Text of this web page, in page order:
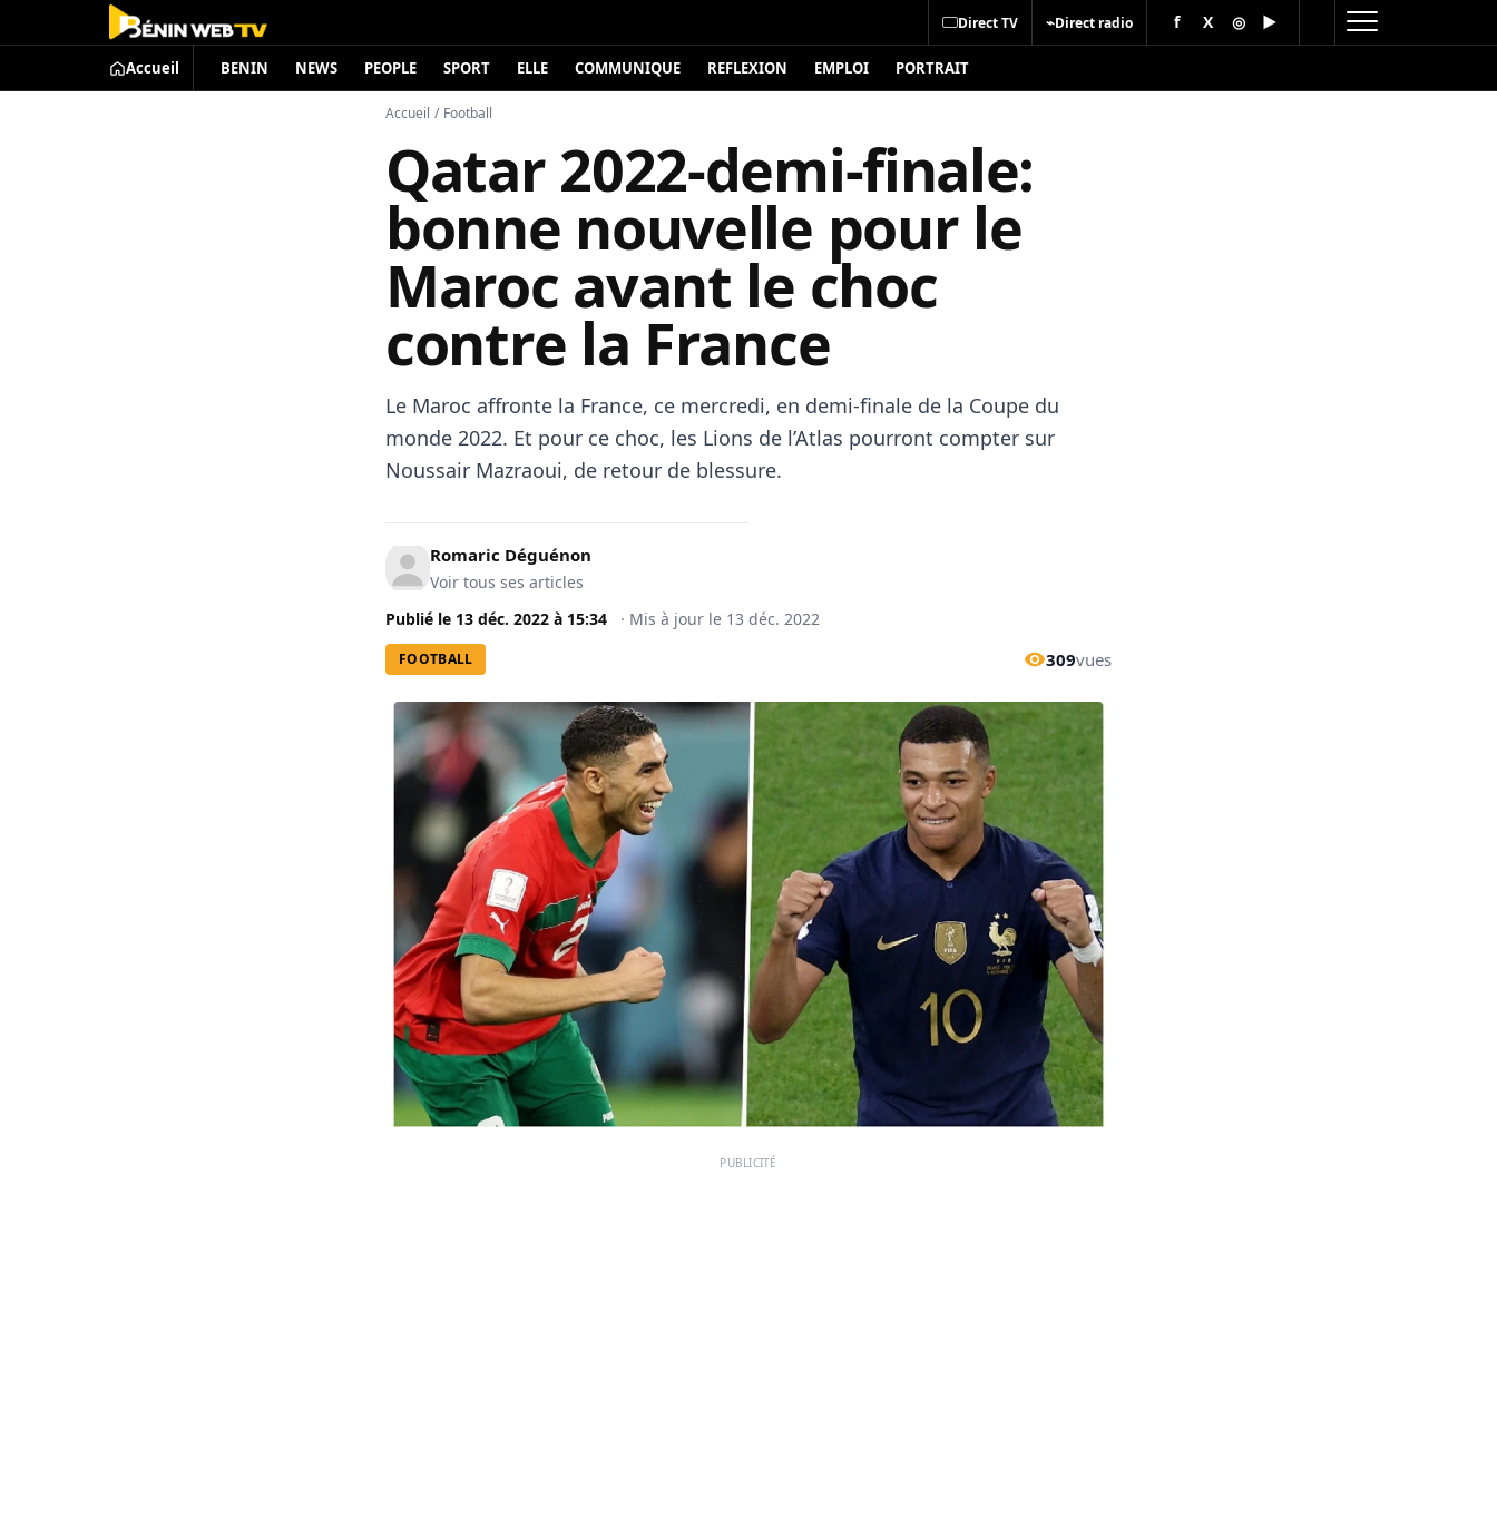
Direct TV ⌁Direct radio f X ◎ ▶
Accueil BENIN NEWS PEOPLE SPORT ELLE COMMUNIQUE REFLEXION EMPLOI PORTRAIT
Accueil / Football
Qatar 2022-demi-finale:
bonne nouvelle pour le
Maroc avant le choc
contre la France
Le Maroc affronte la France, ce mercredi, en demi-finale de la Coupe du
monde 2022. Et pour ce choc, les Lions de l’Atlas pourront compter sur
Noussair Mazraoui, de retour de blessure.
Romaric Déguénon
Voir tous ses articles
Publié le 13 déc. 2022 à 15:34 · Mis à jour le 13 déc. 2022
FOOTBALL 309vues
PUBLICITÉ